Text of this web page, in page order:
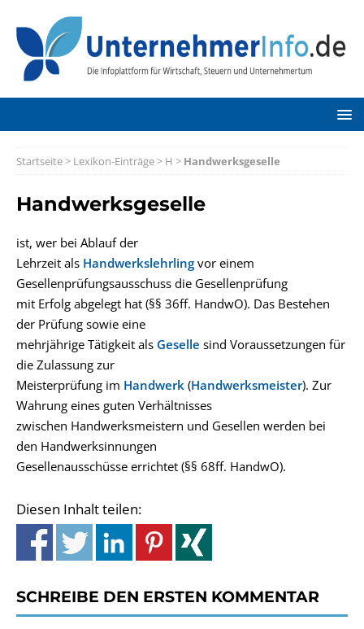
Startseite> Lexikon-Einträge> H > Handwerksgeselle
Handwerksgeselle
ist, wer bei Ablauf der
Lehrzeit als Handwerkslehrling vor einem
Gesellenprüfungsausschuss die Gesellenprüfung
mit Erfolg abgelegt hat (§§ 36ff. HandwO). Das Bestehen
der Prüfung sowie eine
mehrjährige Tätigkeit als Geselle sind Voraussetzungen für
die Zulassung zur
Meisterprüfung im Handwerk (Handwerksmeister). Zur
Wahrung eines guten Verhältnisses
zwischen Handwerksmeistern und Gesellen werden bei
den Handwerksinnungen
Gesellenausschüsse errichtet (§§ 68ff. HandwO).
Diesen Inhalt teilen:
SCHREIBE DEN ERSTEN KOMMENTAR